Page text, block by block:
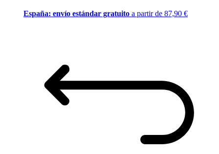
España: envío estándar gratuito a partir de 87,90 €